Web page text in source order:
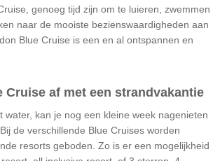
genoeg tijd zijn om te luieren, zwemmen
naar de mooiste bezienswaardigheden aan
Blue Cruise is een en al ontspannen en
Cruise af met een strandvakantie
water, kan je nog een kleine week nagenieten
de verschillende Blue Cruises worden
resorts geboden. Zo is er een mogelijkheid